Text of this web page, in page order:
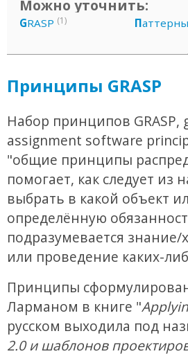
Можно уточнить:
GRASP (1) Паттерны
Принципы GRASP
Набор принципов
assignment software
"общие принципы
помогает, как следует из
выбрать в какой объект
определённую
подразумевается
или проведение каких-
Принципы
Ларманом в книге "
русском выходила под
2.0 и шаблонов